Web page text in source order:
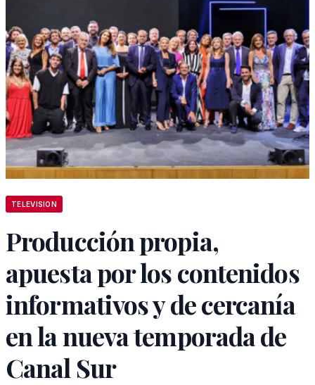
TELEVISION
Producción propia,
apuesta por los contenidos
informativos y de cercanía
en la nueva temporada de
Canal Sur